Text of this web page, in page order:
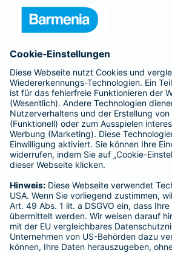
Nicole Mattner
Schlachterstr. 4
Tel.: 0174 9778503
Mobil: 0174 9778503
Jessica Schkoljar
Schlachterstr. 4
Tel.:0172 9009146
Mobil:0172 9009146
Heute geöffnetbis22:00